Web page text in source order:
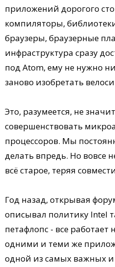
приложений дорогого
компиляторы,
браузеры, браузерные
инфраструктура сразу
под Atom, ему не нужно
заново изобретать
Это, разумеется, не
совершенствовать
процессоров. Мы
делать впредь. Но вовсе
всё старое, теряя
Год назад, открывая
описывал политику Intel
петафлопс - все работает
одними и теми же
одной из самых важных и